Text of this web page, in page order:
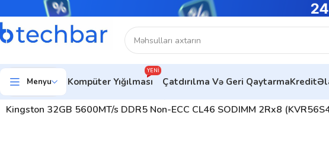
Menyu Kompüter Yığılması
YENI
Çatdırılma Və Geri QaytarmaKredit
Ev Kompüter hissələri
Kingston 32GB 5600MT/s DDR5 Non-ECC CL46 SODIMM 2Rx8